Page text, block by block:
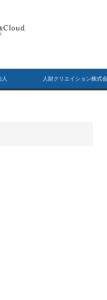
人財クリエイション株式